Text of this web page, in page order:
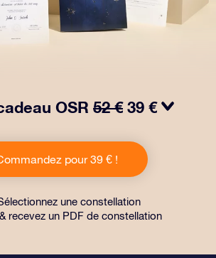
OSR 52 € 39 €
une belle enveloppe et des
envoyés à l’adresse de votre
des documents numériques et
un cadeau éternel à vos amis et
à vos proches.
pour 39 € !
une constellation
recevez un PDF de constellation